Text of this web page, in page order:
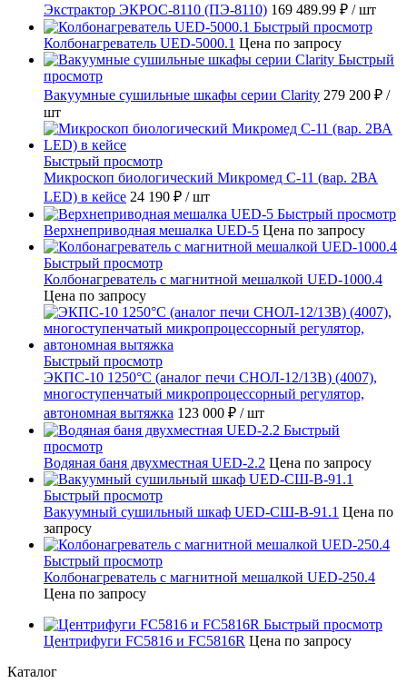
Экстрактор ЭКРОС-8110 (ПЭ-8110) 169 489.99 ₽ / шт
Быстрый просмотр
Колбонагреватель UED-5000.1 Цена по запросу
Быстрый
просмотр
Вакуумные сушильные шкафы серии Clarity 279 200 ₽ /
шт
Быстрый просмотр
Микроскоп биологический Микромед С-11 (вар. 2ВА
LED) в кейсе 24 190 ₽ / шт
Быстрый просмотр
Верхнеприводная мешалка UED-5 Цена по запросу
Быстрый просмотр
Колбонагреватель с магнитной мешалкой UED-1000.4
Цена по запросу
Быстрый просмотр
ЭКПС-10 1250°С (аналог печи СНОЛ-12/13В) (4007),
многоступенчатый микропроцессорный регулятор,
автономная вытяжка 123 000 ₽ / шт
Быстрый
просмотр
Водяная баня двухместная UED-2.2 Цена по запросу
Быстрый просмотр
Вакуумный сушильный шкаф UED-СШ-В-91.1 Цена по
запросу
Быстрый просмотр
Колбонагреватель с магнитной мешалкой UED-250.4
Цена по запросу
Быстрый просмотр
Центрифуги FC5816 и FC5816R Цена по запросу
Каталог